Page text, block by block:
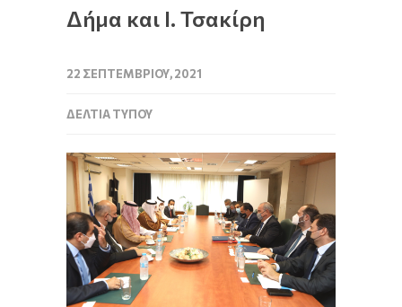
Δήμα και Ι. Τσακίρη
22 ΣΕΠΤΕΜΒΡΊΟΥ, 2021
ΔΕΛΤΊΑ ΤΎΠΟΥ